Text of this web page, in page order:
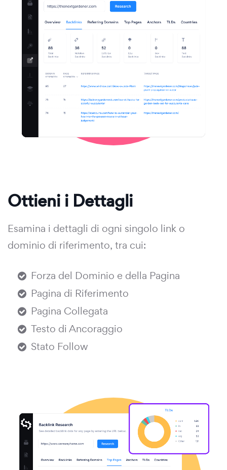
Ottieni i Dettagli
Esamina i dettagli di ogni singolo link o
dominio di riferimento, tra cui:
Forza del Dominio e della Pagina
Pagina di Riferimento
Pagina Collegata
Testo di Ancoraggio
Stato Follow